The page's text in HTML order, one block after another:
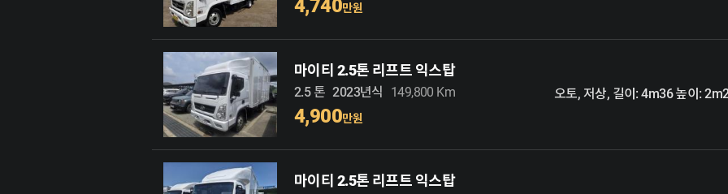
4,740만원
마이티 2.5톤 리프트 익스탑
2.5 톤 2023년식 149,800 Km
4,900만원
오토, 저상, 길이: 4m36 높이:
마이티 2.5톤 리프트 익스탑